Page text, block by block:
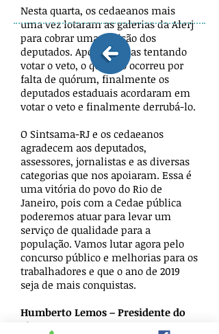
Nesta quarta, os cedaeanos mais
uma vez lotaram as galerias da Alerj
para cobrar uma decisão dos
deputados. Após três dias tentando
votar o veto, o que não ocorreu por
falta de quórum, finalmente os
deputados estaduais acordaram em
votar o veto e finalmente derrubá-lo.
O Sintsama-RJ e os cedaeanos
agradecem aos deputados,
assessores, jornalistas e as diversas
categorias que nos apoiaram. Essa é
uma vitória do povo do Rio de
Janeiro, pois com a Cedae pública
poderemos atuar para levar um
serviço de qualidade para a
população. Vamos lutar agora pelo
concurso público e melhorias para os
trabalhadores e que o ano de 2019
seja de mais conquistas.
Humberto Lemos – Presidente do
Sintsama-RJ